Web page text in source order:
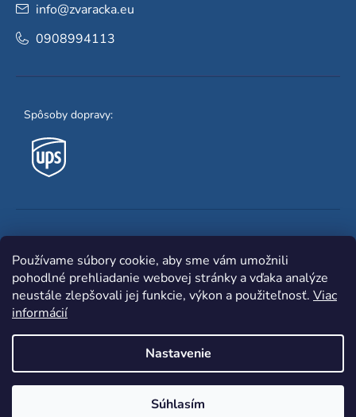
Používame súbory cookie, aby sme vám umožnili
pohodlné prehliadanie webovej stránky a vďaka analýze
neustále zlepšovali jej funkcie, výkon a použiteľnosť. Viac
informácií
Nastavenie
Súhlasím
info@zvaracka.eu
0908994113
Spôsoby dopravy:
Shoptet |mime digital
vyhradené.